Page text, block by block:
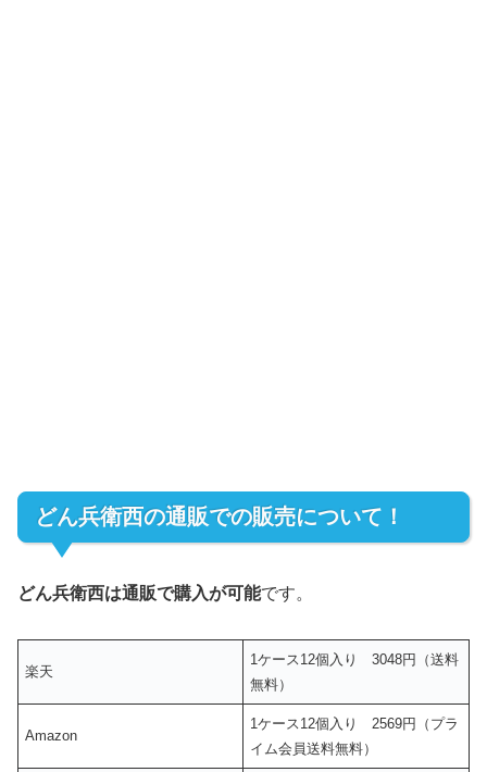
どん兵衛西の通販での販売について！
どん兵衛西は通販で購入が可能です。
楽天
1ケース12個入り 3048円（送料
無料）
Amazon
1ケース12個入り 2569円（プラ
イム会員送料無料）